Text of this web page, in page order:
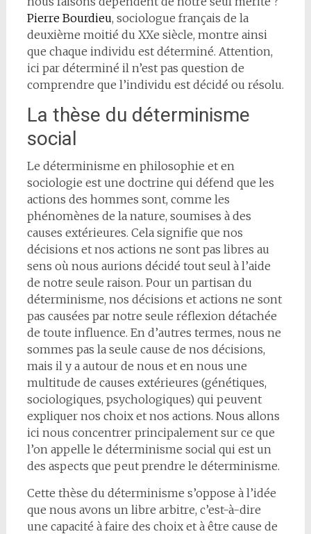
Pierre Bourdieu, sociologue français de la
deuxième moitié du XXe siècle, montre ainsi
que chaque individu est déterminé. Attention,
ici par déterminé il n’est pas question de
comprendre que l’individu est décidé ou résolu.
La thèse du déterminisme
social
Le déterminisme en philosophie et en
sociologie est une doctrine qui défend que les
actions des hommes sont, comme les
phénomènes de la nature, soumises à des
causes extérieures. Cela signifie que nos
décisions et nos actions ne sont pas libres au
sens où nous aurions décidé tout seul à l’aide
de notre seule raison. Pour un partisan du
déterminisme, nos décisions et actions ne sont
pas causées par notre seule réflexion détachée
de toute influence. En d’autres termes, nous ne
sommes pas la seule cause de nos décisions,
mais il y a autour de nous et en nous une
multitude de causes extérieures (génétiques,
sociologiques, psychologiques) qui peuvent
expliquer nos choix et nos actions. Nous allons
ici nous concentrer principalement sur ce que
l’on appelle le déterminisme social qui est un
des aspects que peut prendre le déterminisme.
Cette thèse du déterminisme s’oppose à l’idée
que nous avons un libre arbitre, c’est-à-dire
une capacité à faire des choix et à être cause de